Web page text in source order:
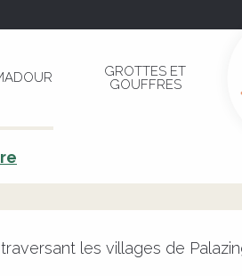
GROTTES ET
GOUFFRES
les villages de